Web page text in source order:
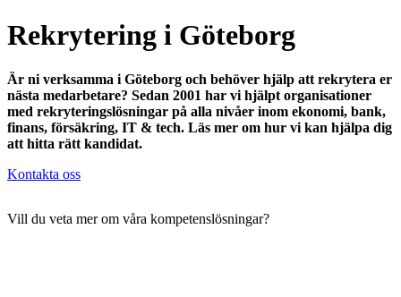
Rekrytering i Göteborg
Är ni verksamma i Göteborg och behöver hjälp att rekrytera er
nästa medarbetare? Sedan 2001 har vi hjälpt organisationer
med rekryteringslösningar på alla nivåer inom ekonomi, bank,
finans, försäkring, IT & tech. Läs mer om hur vi kan hjälpa dig
att hitta rätt kandidat.
Kontakta oss
Vill du veta mer om våra kompetenslösningar?